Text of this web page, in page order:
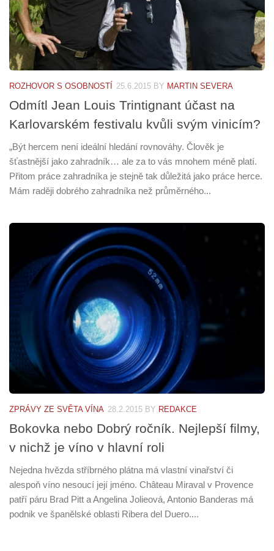
ROZHOVOR S OSOBNOSTÍ 25.6.2015 BY MARTIN SEVERA
Odmítl Jean Louis Trintignant účast na
Karlovarském festivalu kvůli svým vinicím?
„Být hercem není ideální hledání rovnováhy. Člověk je
šťastnější jako zahradník… ale za to vás mnohem méně platí.
Přitom práce zahradníka je stejně tak důležitá jako práce herce.
Mám raději dobrého zahradníka než průměrného...
ZPRÁVY ZE SVĚTA VÍNA 28.2.2015 BY REDAKCE
Bokovka nebo Dobrý ročník. Nejlepší filmy,
v nichž je víno v hlavní roli
Nejedna hvězda stříbrného plátna má vlastní vinařství či
alespoň víno nesoucí její jméno. Château Miraval v Provence
patří páru Brad Pitt a Angelina Jolieová, Antonio Banderas má
podnik ve španělské oblasti Ribera del Duero....